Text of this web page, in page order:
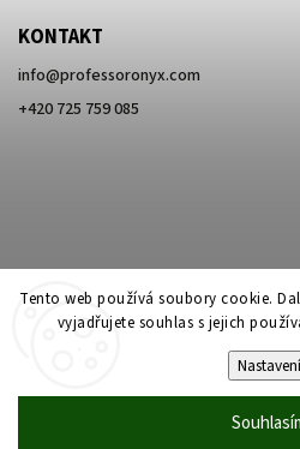
Tento web používá soubory cookie.
vyjadřujete souhlas s jejich
Nastavení
KONTAKT
info@professoronyx.com
+420 725 759 085
Professor Onyx.